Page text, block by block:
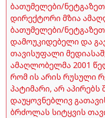
ბათუმელები/
დირექტორი მზია
ბათუმელები/
დამოუკიდებელი და
თავისუფალი
ამაღლობელმა 2001
რომ ის არის რუსული
პატიმარი, არ აპირებს
დაუყოვნებლივ
ბრძოლას სიტყვის